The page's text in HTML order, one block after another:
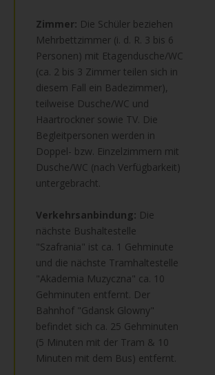
Zimmer: Die Schüler beziehen
Mehrbettzimmer (i. d. R. 3 bis 6
Personen) mit Etagendusche/WC
(ca. 2 bis 3 Zimmer teilen sich in
diesem Fall ein Badezimmer),
teilweise Dusche/WC und
Haartrockner sowie TV. Die
Begleitpersonen werden in
Doppel- bzw. Einzelzimmern mit
Dusche/WC (nach Verfügbarkeit)
untergebracht.
Verkehrsanbindung: Die
nächste Bushaltestelle
"Szafrania" ist ca. 1 Gehminute
und die nächste Tramhaltestelle
"Akademia Muzyczna" ca. 10
Gehminuten entfernt. Der
Bahnhof "Gdansk Glowny"
befindet sich ca. 25 Gehminuten
(5 Minuten mit der Tram & 10
Minuten mit dem Bus) entfernt.